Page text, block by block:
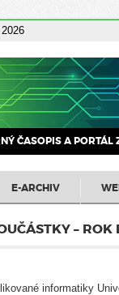
ČASOPIS A
E-ARCHIV
– ROK
informatiky